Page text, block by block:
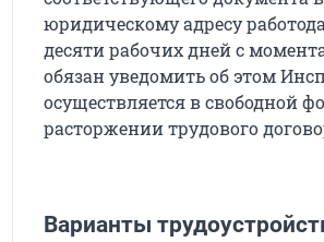
юридическому адресу
десяти рабочих дней с
обязан уведомить об этом
осуществляется в свободной
расторжении трудового
Варианты